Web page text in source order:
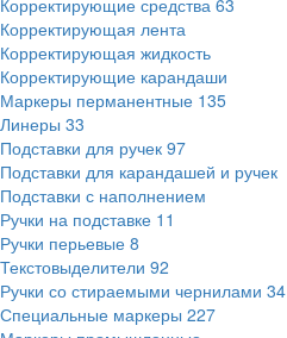
Корректирующие средства 63
Корректирующая лента
Корректирующая жидкость
Корректирующие карандаши
Маркеры перманентные 135
Линеры 33
Подставки для ручек 97
Подставки для карандашей и ручек
Подставки с наполнением
Ручки на подставке 11
Ручки перьевые 8
Текстовыделители 92
Ручки со стираемыми чернилами 34
Специальные маркеры 227